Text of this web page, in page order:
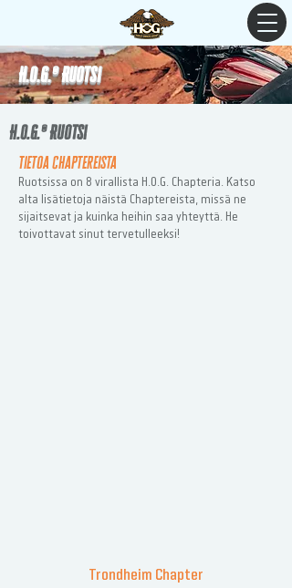
H.O.G.® Ruotsi
H.O.G.® Ruotsi
Tietoa Chaptereista
Ruotsissa on 8 virallista H O.G. Chapteria. Katso
alta lisätietoja näistä Chaptereista, missä ne
sijaitsevat ja kuinka heihin saa yhteyttä. He
toivottavat sinut tervetulleeksi!
Trondheim Chapter